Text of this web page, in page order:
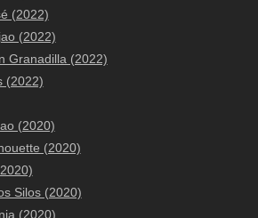
(2022)
(2022)
Granadilla (2022)
(2022)
(2020)
(2020)
Silos (2020)
(2020)